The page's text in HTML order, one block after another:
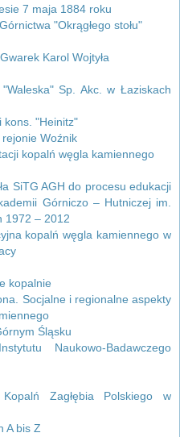
7 maja 1884 roku
"Okrągłego stołu"
Karol Wojtyła
Sp. Akc. w Łaziskach
kons. "Heinitz"
Woźnik
kopalń węgla kamiennego
SiTG AGH do procesu edukacji
Górniczo – Hutniczej im.
1972 – 2012
kopalń węgla kamiennego w
kopalnie
Socjalne i regionalne aspekty
Śląsku
Naukowo-Badawczego
Zagłębia Polskiego w
A bis Z